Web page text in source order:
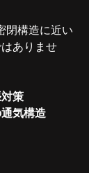
閉構造に近い
ありませ
策
気構造